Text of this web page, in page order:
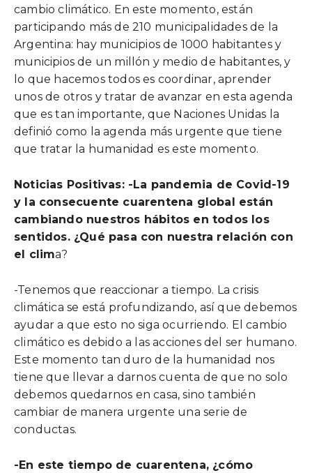
cambio climático. En este momento, están
participando más de 210 municipalidades de la
Argentina: hay municipios de 1000 habitantes y
municipios de un millón y medio de habitantes, y
lo que hacemos todos es coordinar, aprender
unos de otros y tratar de avanzar en esta agenda
que es tan importante, que Naciones Unidas la
definió como la agenda más urgente que tiene
que tratar la humanidad es este momento.
Noticias Positivas: -La pandemia de Covid-19
y la consecuente cuarentena global están
cambiando nuestros hábitos en todos los
sentidos. ¿Qué pasa con nuestra relación con
el clima?
-Tenemos que reaccionar a tiempo. La crisis
climática se está profundizando, así que debemos
ayudar a que esto no siga ocurriendo. El cambio
climático es debido a las acciones del ser humano.
Este momento tan duro de la humanidad nos
tiene que llevar a darnos cuenta de que no solo
debemos quedarnos en casa, sino también
cambiar de manera urgente una serie de
conductas.
-En este tiempo de cuarentena, ¿cómo